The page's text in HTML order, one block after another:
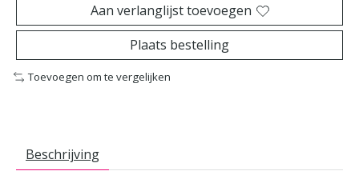
Aan verlanglijst toevoegen
Plaats bestelling
Toevoegen om te vergelijken
Beschrijving